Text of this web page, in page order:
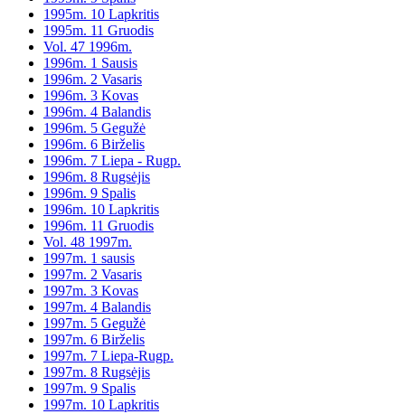
1995m. 10 Lapkritis
1995m. 11 Gruodis
Vol. 47 1996m.
1996m. 1 Sausis
1996m. 2 Vasaris
1996m. 3 Kovas
1996m. 4 Balandis
1996m. 5 Gegužė
1996m. 6 Birželis
1996m. 7 Liepa - Rugp.
1996m. 8 Rugsėjis
1996m. 9 Spalis
1996m. 10 Lapkritis
1996m. 11 Gruodis
Vol. 48 1997m.
1997m. 1 sausis
1997m. 2 Vasaris
1997m. 3 Kovas
1997m. 4 Balandis
1997m. 5 Gegužė
1997m. 6 Birželis
1997m. 7 Liepa-Rugp.
1997m. 8 Rugsėjis
1997m. 9 Spalis
1997m. 10 Lapkritis